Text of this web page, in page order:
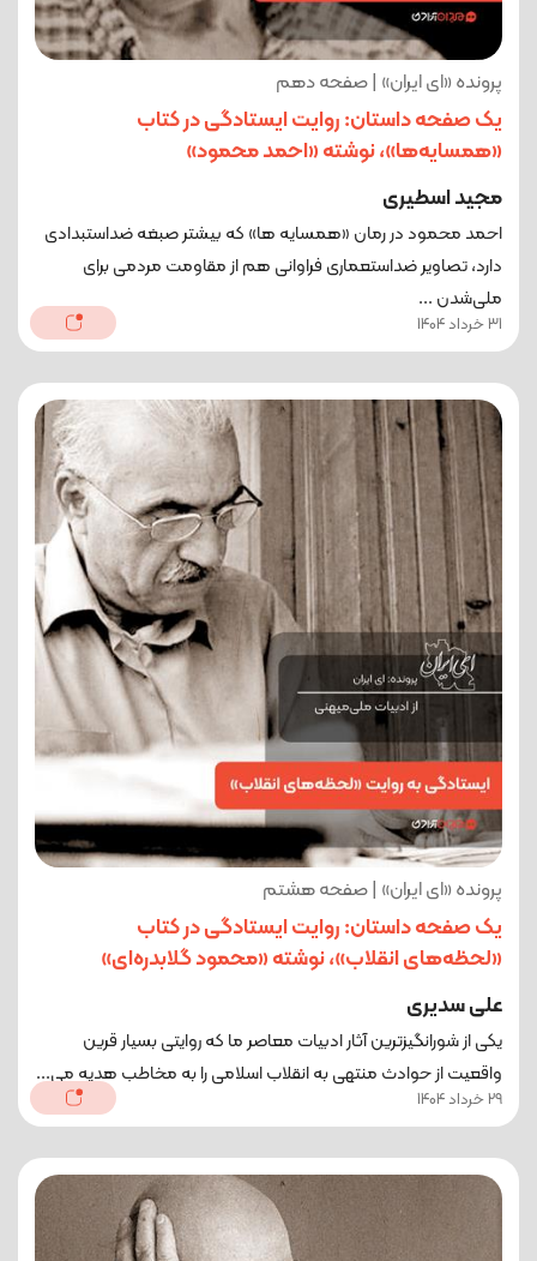
پرونده «ای ایران» | صفحه دهم
یک صفحه داستان: روایت ایستادگی در کتاب
«همسایه‌ها»، نوشته «احمد محمود»
مجید اسطیری
احمد محمود در رمان «همسایه ها» که بیشتر صبغه ضداستبدادی
دارد، تصاویر ضداستعماری فراوانی هم از مقاومت مردمی برای
ملی‌شدن ...
31 خرداد 1404
پرونده «ای ایران» | صفحه هشتم
یک صفحه داستان: روایت ایستادگی در کتاب
«لحظه‌های انقلاب»، نوشته «محمود گلابدره‌ای»
علی سدیری
یکی از شورانگیزترین آثار ادبیات معاصر ما که روایتی بسیار قرین
واقعیت از حوادث منتهی به انقلاب اسلامی را به مخاطب هدیه می...
29 خرداد 1404